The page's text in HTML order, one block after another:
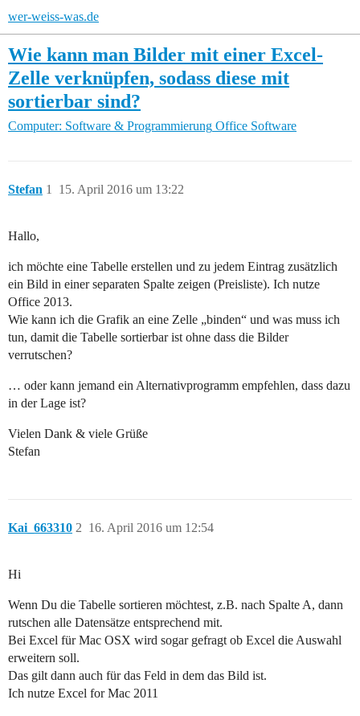
wer-weiss-was.de
Wie kann man Bilder mit einer Excel-
Zelle verknüpfen, sodass diese mit
sortierbar sind?
Computer: Software & Programmierung Office Software
Stefan 15. April 2016 um 13:22
1
Hallo,
ich möchte eine Tabelle erstellen und zu jedem Eintrag zusätzlich
ein Bild in einer separaten Spalte zeigen (Preisliste). Ich nutze
Office 2013.
Wie kann ich die Grafik an eine Zelle „binden“ und was muss ich
tun, damit die Tabelle sortierbar ist ohne dass die Bilder
verrutschen?
… oder kann jemand ein Alternativprogramm empfehlen, dass dazu
in der Lage ist?
Vielen Dank & viele Grüße
Stefan
Kai_663310 16. April 2016 um 12:54
2
Hi
Wenn Du die Tabelle sortieren möchtest, z.B. nach Spalte A, dann
rutschen alle Datensätze entsprechend mit.
Bei Excel für Mac OSX wird sogar gefragt ob Excel die Auswahl
erweitern soll.
Das gilt dann auch für das Feld in dem das Bild ist.
Ich nutze Excel for Mac 2011